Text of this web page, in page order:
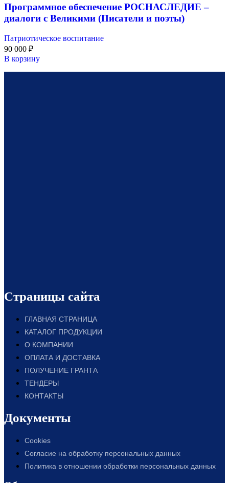
Программное обеспечение РОСНАСЛЕДИЕ –
диалоги с Великими (Писатели и поэты)
Патриотическое воспитание
90 000 ₽
В корзину
Страницы сайта
ГЛАВНАЯ СТРАНИЦА
КАТАЛОГ ПРОДУКЦИИ
О КОМПАНИИ
ОПЛАТА И ДОСТАВКА
ПОЛУЧЕНИЕ ГРАНТА
ТЕНДЕРЫ
КОНТАКТЫ
Документы
Cookies
Согласие на обработку персональных данных
Политика в отношении обработки персональных данных